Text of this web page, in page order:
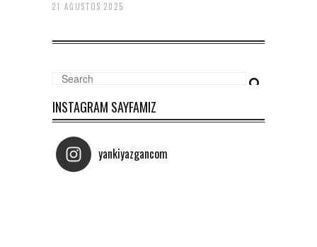
21 AĞUSTOS 2025
INSTAGRAM SAYFAMIZ
yankiyazgancom